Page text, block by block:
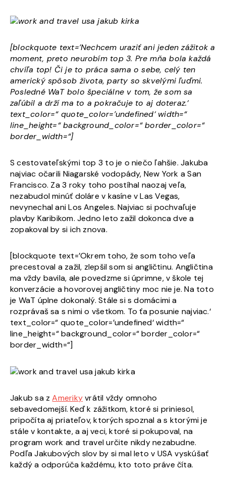
[blockquote text=’Nechcem uraziť ani jeden zážitok a
moment, preto neurobím top 3. Pre mňa bola každá
chvíľa top! Či je to práca sama o sebe, celý ten
americký spôsob života, party so skvelými ľuďmi.
Posledné WaT bolo špeciálne v tom, že som sa
zaľúbil a drží ma to a pokračuje to aj doteraz.‘
text_color=“ quote_color=’undefined‘ width=“
line_height=“ background_color=“ border_color=“
border_width=“]
S cestovateľskými top 3 to je o niečo ľahšie. Jakuba
najviac očarili Niagarské vodopády, New York a San
Francisco. Za 3 roky toho postíhal naozaj veľa,
nezabudol minúť doláre v kasíne v Las Vegas,
nevynechal ani Los Angeles. Najviac si pochvaľuje
plavby Karibikom. Jedno leto zažil dokonca dve a
zopakoval by si ich znova.
[blockquote text=’Okrem toho, že som toho veľa
precestoval a zažil, zlepšil som si angličtinu. Angličtina
ma vždy bavila, ale povedzme si úprimne, v škole tej
konverzácie a hovorovej angličtiny moc nie je. Na toto
je WaT úplne dokonalý. Stále si s domácimi a
rozprávaš sa s nimi o všetkom. To ťa posunie najviac.‘
text_color=“ quote_color=’undefined‘ width=“
line_height=“ background_color=“ border_color=“
border_width=“]
Jakub sa zAmeriky vrátil vždy omnoho
sebavedomejší. Keď k zážitkom, ktoré si priniesol,
pripočíta aj priateľov, ktorých spoznal a s ktorými je
stále v kontakte, a aj veci, ktoré si pokupoval, na
program work and travel určite nikdy nezabudne.
Podľa Jakubových slov by si mal leto v USA vyskúšať
každý a odporúča každému, kto toto práve číta.